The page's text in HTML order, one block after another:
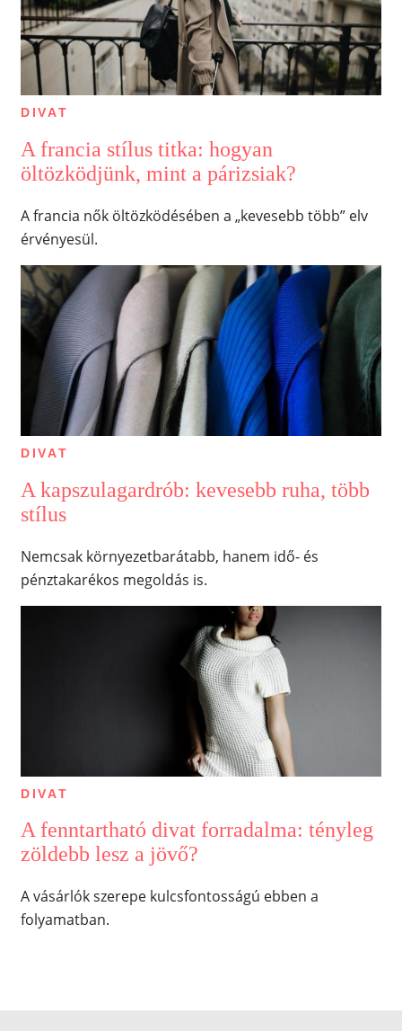
DIVAT
A francia stílus titka: hogyan
öltözködjünk, mint a párizsiak?
A francia nők öltözködésében a „kevesebb több” elv
érvényesül.
DIVAT
A kapszulagardrób: kevesebb ruha, több
stílus
Nemcsak környezetbarátabb, hanem idő- és
pénztakarékos megoldás is.
DIVAT
A fenntartható divat forradalma: tényleg
zöldebb lesz a jövő?
A vásárlók szerepe kulcsfontosságú ebben a
folyamatban.